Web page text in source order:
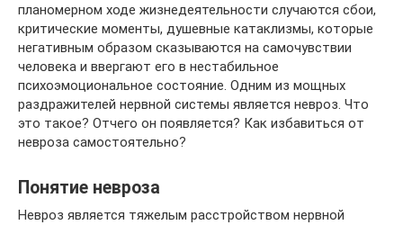
планомерном ходе жизнедеятельности случаются сбои,
критические моменты, душевные катаклизмы, которые
негативным образом сказываются на самочувствии
человека и ввергают его в нестабильное
психоэмоциональное состояние. Одним из мощных
раздражителей нервной системы является невроз. Что
это такое? Отчего он появляется? Как избавиться от
невроза самостоятельно?
Понятие невроза
Невроз является тяжелым расстройством нервной